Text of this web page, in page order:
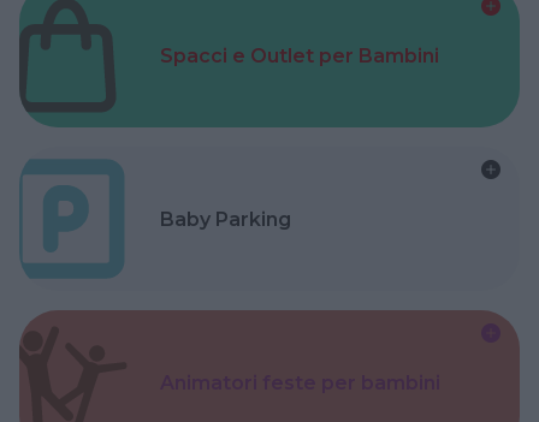
Spacci e Outlet per Bambini
Baby Parking